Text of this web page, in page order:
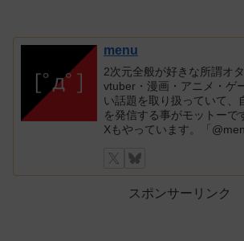
menu
2次元全般が好きな所謂オタ
vtuber・漫画・アニメ・ゲ
い話題を取り扱っていて、
を発信する事がモットーで
Xもやっています。「
スポンサーリンク